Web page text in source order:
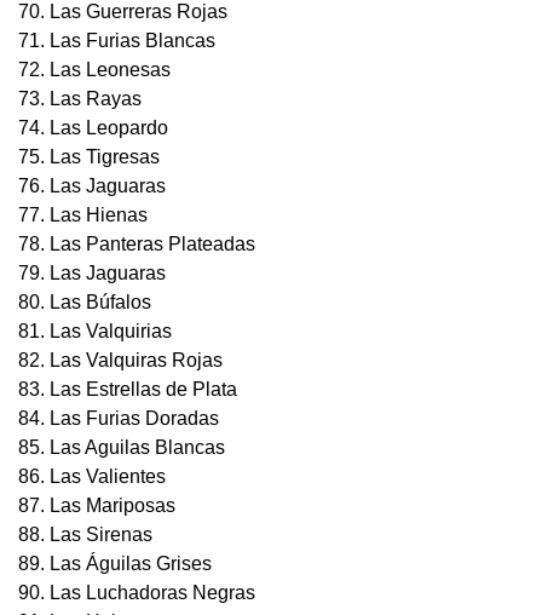
70. Las Guerreras Rojas
71. Las Furias Blancas
72. Las Leonesas
73. Las Rayas
74. Las Leopardo
75. Las Tigresas
76. Las Jaguaras
77. Las Hienas
78. Las Panteras Plateadas
79. Las Jaguaras
80. Las Búfalos
81. Las Valquirias
82. Las Valquiras Rojas
83. Las Estrellas de Plata
84. Las Furias Doradas
85. Las Aguilas Blancas
86. Las Valientes
87. Las Mariposas
88. Las Sirenas
89. Las Águilas Grises
90. Las Luchadoras Negras